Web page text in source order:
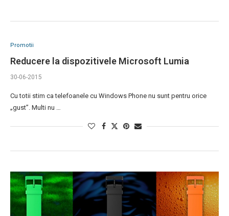
Promotii
Reducere la dispozitivele Microsoft Lumia
30-06-2015
Cu totii stim ca telefoanele cu Windows Phone nu sunt pentru orice
„gust”. Multi nu …